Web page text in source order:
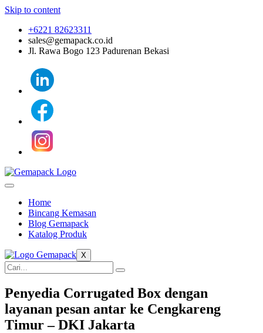
Skip to content
+6221 82623311
sales@gemapack.co.id
Jl. Rawa Bogo 123 Padurenan Bekasi
Home
Bincang Kemasan
Blog Gemapack
Katalog Produk
X
Penyedia Corrugated Box dengan
layanan pesan antar ke Cengkareng
Timur – DKI Jakarta